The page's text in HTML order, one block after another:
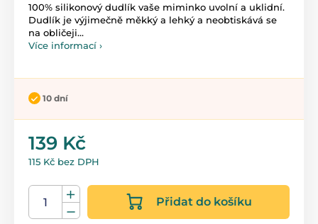
100% silikonový dudlík vaše miminko uvolní a uklidní.
Dudlík je výjimečně měkký a lehký a neobtiskává se
na obličeji...
Více informací ›
10 dní
139 Kč
115 Kč bez DPH
Přidat do košíku